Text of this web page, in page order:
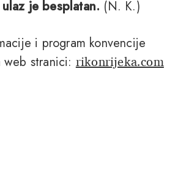
je besplatan. (N. K.)
i program konvencije
web stranici:rikonrijeka.com